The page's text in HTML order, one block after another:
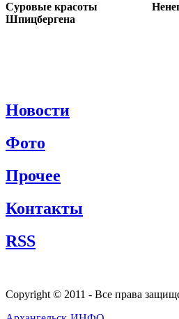
Суровые красоты
Шпицбергена
Новости
Фото
Прочее
Контакты
RSS
Copyright © 2011 - Все права